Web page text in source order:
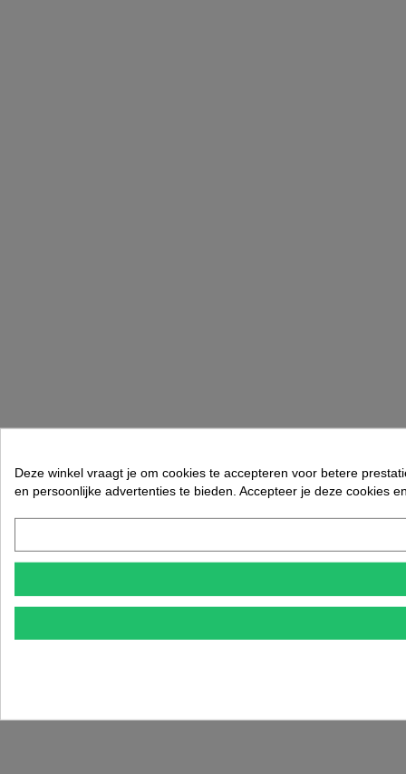
Deze winkel vraagt je om cookies te accepteren voor betere
en persoonlijke advertenties te bieden. Accepteer je deze cookies